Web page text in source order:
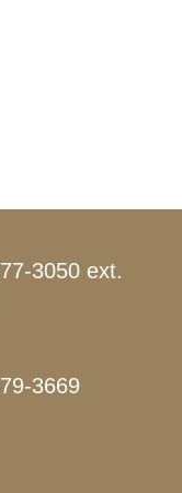
3050 ext.
3669